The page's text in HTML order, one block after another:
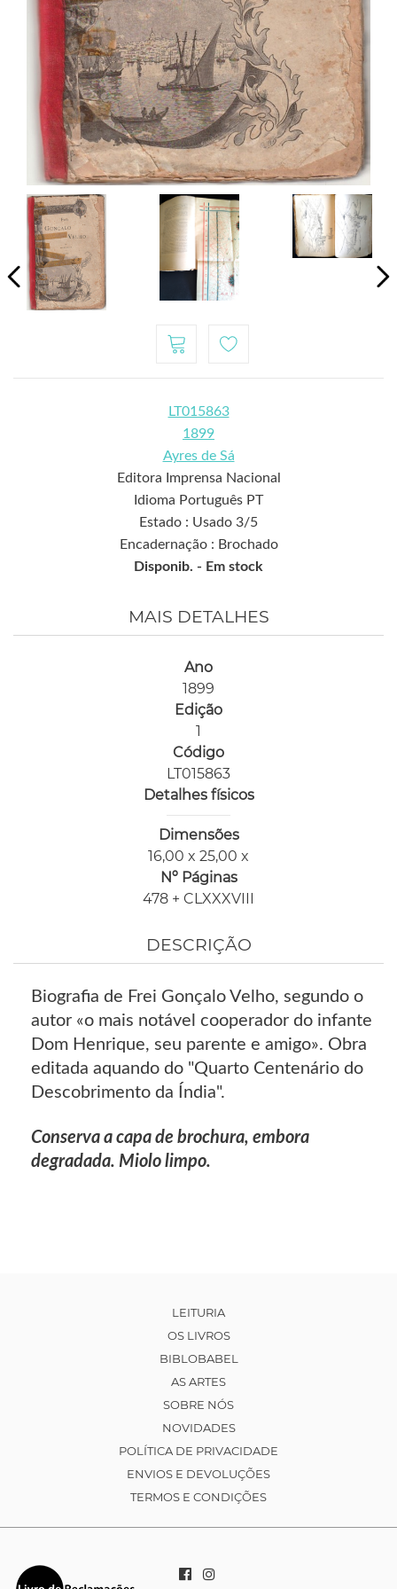
LT015863
1899
Ayres de Sá
Editora Imprensa Nacional
Idioma Português PT
Estado : Usado 3/5
Encadernação : Brochado
Disponib. - Em stock
MAIS DETALHES
Ano
1899
Edição
1
Código
LT015863
Detalhes físicos
Dimensões
16,00 x 25,00 x
Nº Páginas
478 + CLXXXVIII
DESCRIÇÃO
Biografia de Frei Gonçalo Velho, segundo o
autor «o mais notável cooperador do infante
Dom Henrique, seu parente e amigo». Obra
editada aquando do "Quarto Centenário do
Descobrimento da Índia".
Conserva a capa de brochura, embora
degradada. Miolo limpo.
LEITURIA
OS LIVROS
BIBLOBABEL
AS ARTES
SOBRE NÓS
NOVIDADES
POLÍTICA DE PRIVACIDADE
ENVIOS E DEVOLUÇÕES
TERMOS E CONDIÇÕES